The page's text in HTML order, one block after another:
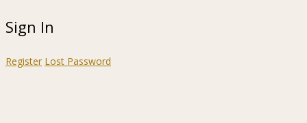
Sign In
Register Lost Password